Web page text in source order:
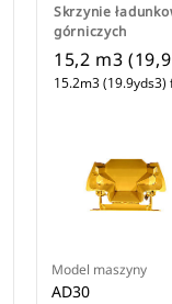
Skrzynie
górniczych
15,2 m3
15.2m3 (19.9yds3)
Model maszyny
AD30